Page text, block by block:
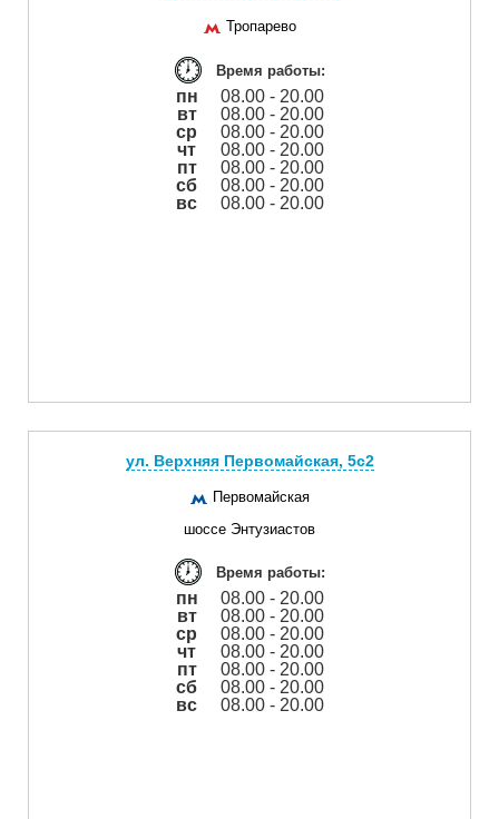
Тропарево
Время работы:
пн
08.00 - 20.00
вт
08.00 - 20.00
ср
08.00 - 20.00
чт
08.00 - 20.00
пт
08.00 - 20.00
сб
08.00 - 20.00
вс
08.00 - 20.00
ул. Верхняя Первомайская, 5с2
Первомайская
шоссе Энтузиастов
Время работы:
пн
08.00 - 20.00
вт
08.00 - 20.00
ср
08.00 - 20.00
чт
08.00 - 20.00
пт
08.00 - 20.00
сб
08.00 - 20.00
вс
08.00 - 20.00